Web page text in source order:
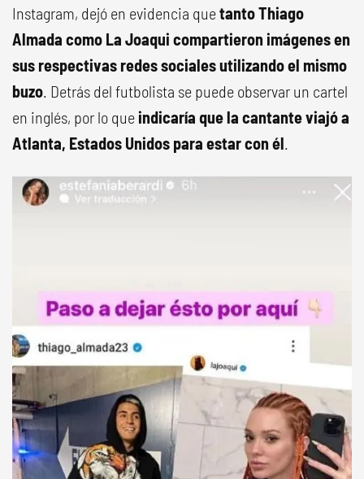
Instagram, dejó en evidencia quetanto Thiago
Almada como La Joaqui compartieron imágenes en
sus respectivas redes sociales utilizando el mismo
buzo. Detrás del futbolista se puede observar un cartel
en inglés, por lo que indicaría que la cantante viajó a
Atlanta, Estados Unidos para estar con él.